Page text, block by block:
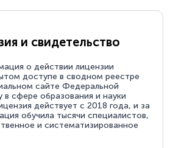
и свидетельство
о действии лицензии
доступе в сводном реестре
сайте Федеральной
сфере образования и науки
действует с 2018 года, и за
обучила тысячи специалистов,
и систематизированное